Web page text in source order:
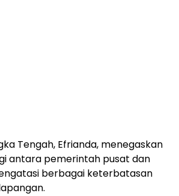
Tengah, Efrianda, menegaskan
antara pemerintah pusat dan
berbagai keterbatasan